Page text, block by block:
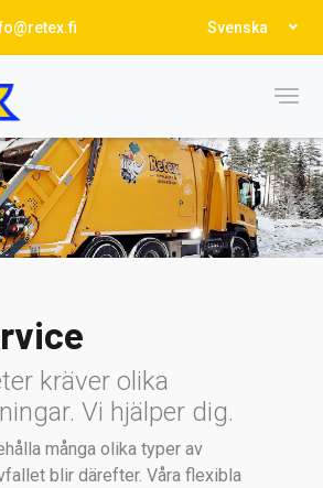
your
Svenska
kräver olika
Vi hjälper dig.
många olika typer av
blir därefter. Våra flexibla